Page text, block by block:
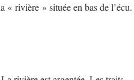
« rivière » située en bas de l’écu.